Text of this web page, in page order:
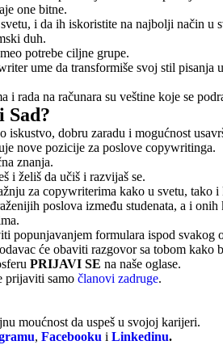
one bitne.
i da ih iskoristite na najbolji način u
duh.
potrebe ciljne grupe.
ume da transformiše svoj stil
i rada na računara su veštine koje se
Sad?
dobru zaradu i mogućnost
nove pozicije za poslove copywritinga.
znanja.
i želiš da učiš i razvijaš se.
za copywriterima kako u svetu, tako i
poslova između studenata, a i onih
popunjavanjem formulara ispod svakog
će obaviti razgovor sa tobom kako
PRIJAVI SE na naše oglase.
prijaviti samo članovi zadruge.
moućnost da uspeš u svojoj karijeri.
, Facebooku i Linkedinu.